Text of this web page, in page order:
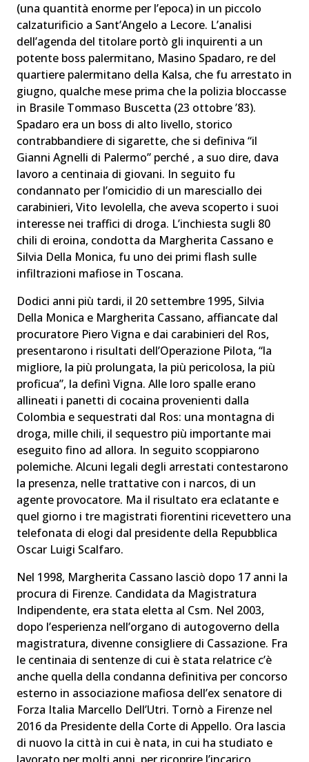
(una quantità enorme per l’epoca) in un piccolo
calzaturificio a Sant’Angelo a Lecore. L’analisi
dell’agenda del titolare portò gli inquirenti a un
potente boss palermitano, Masino Spadaro, re del
quartiere palermitano della Kalsa, che fu arrestato in
giugno, qualche mese prima che la polizia bloccasse
in Brasile Tommaso Buscetta (23 ottobre ’83).
Spadaro era un boss di alto livello, storico
contrabbandiere di sigarette, che si definiva “il
Gianni Agnelli di Palermo” perché , a suo dire, dava
lavoro a centinaia di giovani. In seguito fu
condannato per l’omicidio di un maresciallo dei
carabinieri, Vito Ievolella, che aveva scoperto i suoi
interesse nei traffici di droga. L’inchiesta sugli 80
chili di eroina, condotta da Margherita Cassano e
Silvia Della Monica, fu uno dei primi flash sulle
infiltrazioni mafiose in Toscana.
Dodici anni più tardi, il 20 settembre 1995, Silvia
Della Monica e Margherita Cassano, affiancate dal
procuratore Piero Vigna e dai carabinieri del Ros,
presentarono i risultati dell’Operazione Pilota, “la
migliore, la più prolungata, la più pericolosa, la più
proficua”, la definì Vigna. Alle loro spalle erano
allineati i panetti di cocaina provenienti dalla
Colombia e sequestrati dal Ros: una montagna di
droga, mille chili, il sequestro più importante mai
eseguito fino ad allora. In seguito scoppiarono
polemiche. Alcuni legali degli arrestati contestarono
la presenza, nelle trattative con i narcos, di un
agente provocatore. Ma il risultato era eclatante e
quel giorno i tre magistrati fiorentini ricevettero una
telefonata di elogi dal presidente della Repubblica
Oscar Luigi Scalfaro.
Nel 1998, Margherita Cassano lasciò dopo 17 anni la
procura di Firenze. Candidata da Magistratura
Indipendente, era stata eletta al Csm. Nel 2003,
dopo l’esperienza nell’organo di autogoverno della
magistratura, divenne consigliere di Cassazione. Fra
le centinaia di sentenze di cui è stata relatrice c’è
anche quella della condanna definitiva per concorso
esterno in associazione mafiosa dell’ex senatore di
Forza Italia Marcello Dell’Utri. Tornò a Firenze nel
2016 da Presidente della Corte di Appello. Ora lascia
di nuovo la città in cui è nata, in cui ha studiato e